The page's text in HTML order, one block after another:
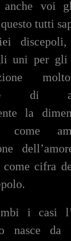
anche voi
tutti
uni per
di
la
come
come cifra
i casi
nasce